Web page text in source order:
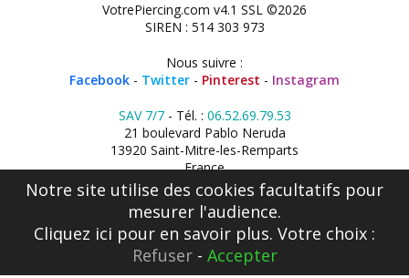
VotrePiercing.com v4.1 SSL ©2026
SIREN : 514 303 973
Nous suivre :
Facebook - Twitter - Pinterest - Instagram
SAV 7/7- Tél. : 06.52.69.79.53
21 boulevard Pablo Neruda
13920 Saint-Mitre-les-Remparts
France
Notre site utilise des cookies facultatifs pour
mesurer l'audience.
Cliquez ici pour en savoir plus. Votre choix :
Refuser- Accepter